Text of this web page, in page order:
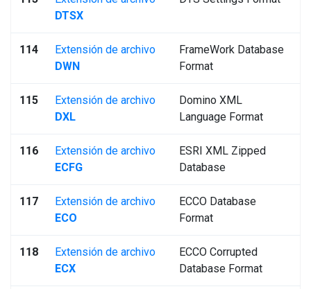
DTSX
114
Extensión de archivo
DWN
FrameWork Database
Format
115
Extensión de archivo
DXL
Domino XML
Language Format
116
Extensión de archivo
ECFG
ESRI XML Zipped
Database
117
Extensión de archivo
ECO
ECCO Database
Format
118
Extensión de archivo
ECX
ECCO Corrupted
Database Format